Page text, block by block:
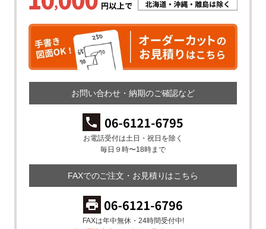
お問い合わせ・納期のご確認など
お電話受付は土日・祝日を除く
毎日９時〜18時まで
FAXでのご注文・お見積りはこちら
FAXは年中無休・24時間受付中!